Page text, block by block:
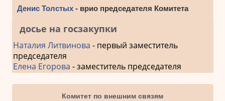
Денис Толстых- врио председателя Комитета
досье на госзакупки
Наталия Литвинова - первый заместитель
председателя
Елена Егорова - заместитель председателя
Комитет по внешним связям